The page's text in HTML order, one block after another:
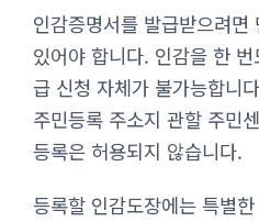
인감증명서를 발급받으려면
있어야 합니다. 인감을 한
급 신청 자체가 불가능합니
주민등록 주소지 관할 주민
등록은 허용되지 않습니다.
등록할 인감도장에는 특별